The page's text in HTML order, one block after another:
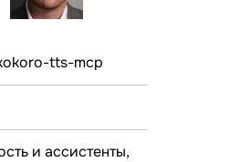
tts-mcp
и ассистенты,